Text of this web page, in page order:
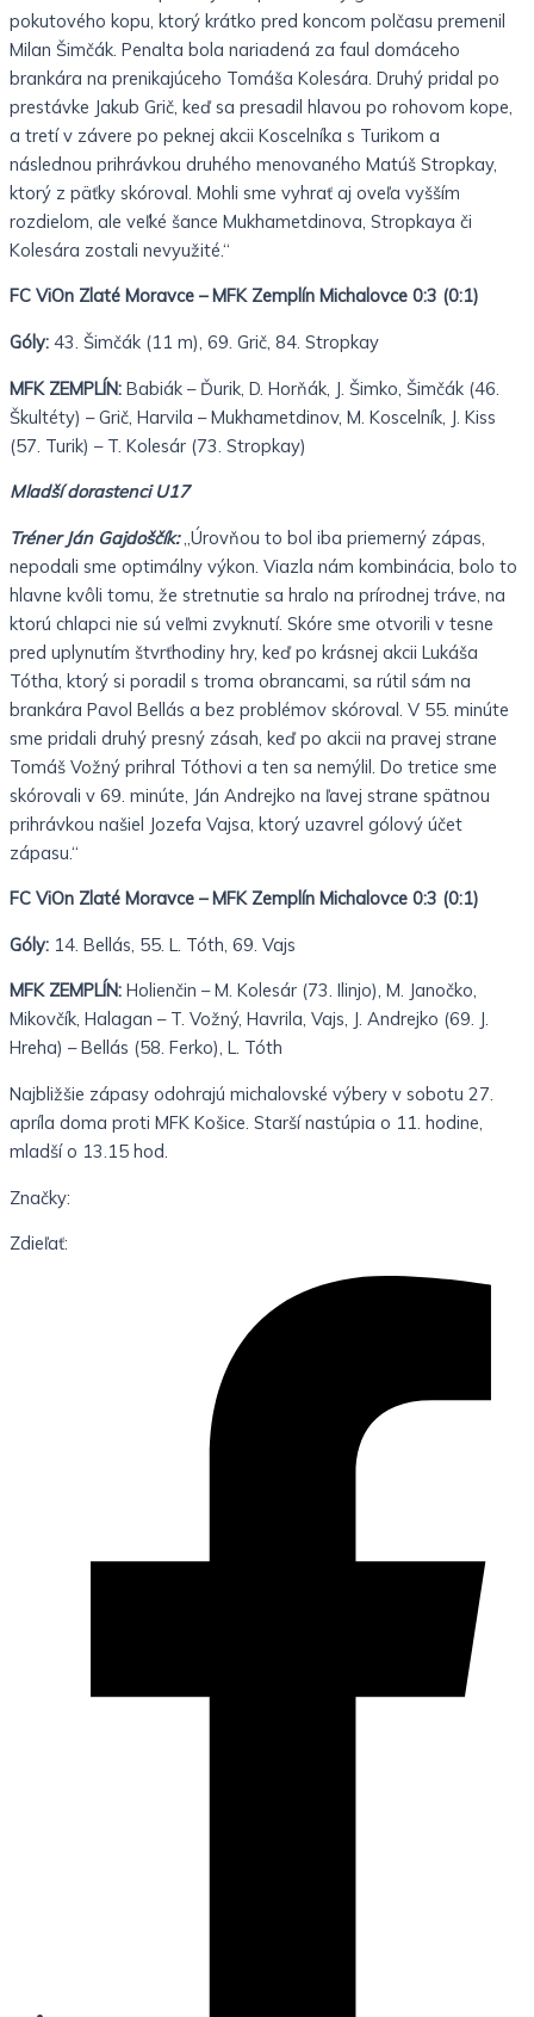
pokutového kopu, ktorý krátko pred koncom polčasu premenil
Milan Šimčák. Penalta bola nariadená za faul domáceho
brankára na prenikajúceho Tomáša Kolesára. Druhý pridal po
prestávke Jakub Grič, keď sa presadil hlavou po rohovom kope,
a tretí v závere po peknej akcii Koscelníka s Turikom a
následnou prihrávkou druhého menovaného Matúš Stropkay,
ktorý z päťky skóroval. Mohli sme vyhrať aj oveľa vyšším
rozdielom, ale veľké šance Mukhametdinova, Stropkaya či
Kolesára zostali nevyužité.“
FC ViOn Zlaté Moravce – MFK Zemplín Michalovce 0:3 (0:1)
Góly: 43. Šimčák (11 m), 69. Grič, 84. Stropkay
MFK ZEMPLÍN: Babiák – Ďurik, D. Horňák, J. Šimko, Šimčák (46.
Škultéty) – Grič, Harvila – Mukhametdinov, M. Koscelník, J. Kiss
(57. Turik) – T. Kolesár (73. Stropkay)
Mladší dorastenci U17
Tréner Ján Gajdoščík:„Úrovňou to bol iba priemerný zápas,
nepodali sme optimálny výkon. Viazla nám kombinácia, bolo to
hlavne kvôli tomu, že stretnutie sa hralo na prírodnej tráve, na
ktorú chlapci nie sú veľmi zvyknutí. Skóre sme otvorili v tesne
pred uplynutím štvrťhodiny hry, keď po krásnej akcii Lukáša
Tótha, ktorý si poradil s troma obrancami, sa rútil sám na
brankára Pavol Bellás a bez problémov skóroval. V 55. minúte
sme pridali druhý presný zásah, keď po akcii na pravej strane
Tomáš Vožný prihral Tóthovi a ten sa nemýlil. Do tretice sme
skórovali v 69. minúte, Ján Andrejko na ľavej strane spätnou
prihrávkou našiel Jozefa Vajsa, ktorý uzavrel gólový účet
zápasu.“
FC ViOn Zlaté Moravce – MFK Zemplín Michalovce 0:3 (0:1)
Góly: 14. Bellás, 55. L. Tóth, 69. Vajs
MFK ZEMPLÍN: Holienčin – M. Kolesár (73. Ilinjo), M. Janočko,
Mikovčík, Halagan – T. Vožný, Havrila, Vajs, J. Andrejko (69. J.
Hreha) – Bellás (58. Ferko), L. Tóth
Najbližšie zápasy odohrajú michalovské výbery v sobotu 27.
apríla doma proti MFK Košice. Starší nastúpia o 11. hodine,
mladší o 13.15 hod.
Značky:
Zdieľať: